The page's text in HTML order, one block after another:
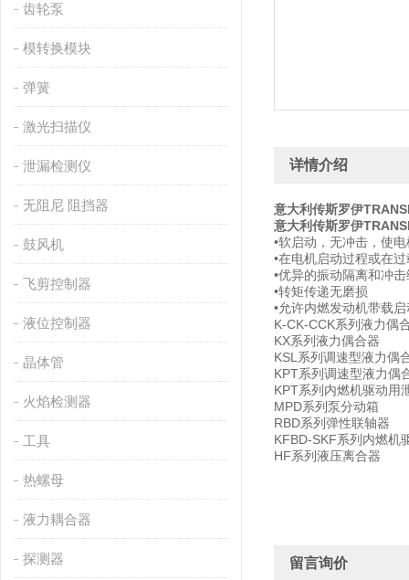
齿轮泵
模转换模块
弹簧
激光扫描仪
泄漏检测仪
无阻尼 阻挡器
鼓风机
飞剪控制器
液位控制器
晶体管
火焰检测器
工具
热螺母
液力耦合器
探测器
详情介绍
意大利传斯罗伊
意大利传斯罗伊
•软启动，无冲击，使
•在电机启动过程或在
•优异的振动隔离和冲
•转矩传递无磨损
•允许内燃发动机带载启
K-CK-CCK系列液力偶
KX系列液力偶合器
KSL系列调速型液力偶
KPT系列调速型液力偶
KPT系列内燃机驱动用
MPD系列泵分动箱
RBD系列弹性联轴器
KFBD-SKF系列内燃机
HF系列液压离合器
留言询价